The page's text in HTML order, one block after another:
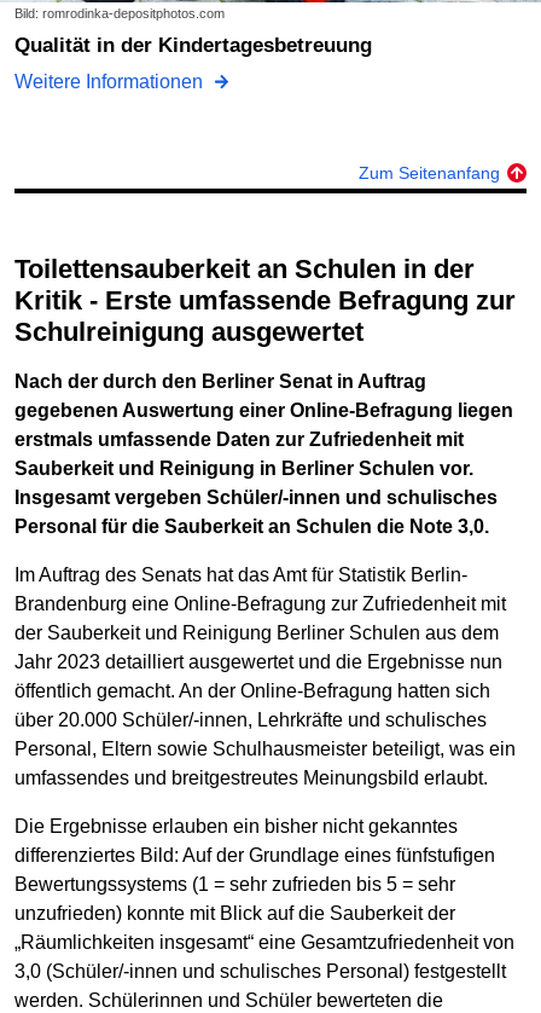
Bild: romrodinka-depositphotos.com
Qualität in der Kindertagesbetreuung
Weitere Informationen
Zum Seitenanfang
Toilettensauberkeit an Schulen in der
Kritik - Erste umfassende Befragung zur
Schulreinigung ausgewertet
Nach der durch den Berliner Senat in Auftrag
gegebenen Auswertung einer Online-Befragung liegen
erstmals umfassende Daten zur Zufriedenheit mit
Sauberkeit und Reinigung in Berliner Schulen vor.
Insgesamt vergeben Schüler/-innen und schulisches
Personal für die Sauberkeit an Schulen die Note 3,0.
Im Auftrag des Senats hat das Amt für Statistik Berlin-
Brandenburg eine Online-Befragung zur Zufriedenheit mit
der Sauberkeit und Reinigung Berliner Schulen aus dem
Jahr 2023 detailliert ausgewertet und die Ergebnisse nun
öffentlich gemacht. An der Online-Befragung hatten sich
über 20.000 Schüler/-innen, Lehrkräfte und schulisches
Personal, Eltern sowie Schulhausmeister beteiligt, was ein
umfassendes und breitgestreutes Meinungsbild erlaubt.
Die Ergebnisse erlauben ein bisher nicht gekanntes
differenziertes Bild: Auf der Grundlage eines fünfstufigen
Bewertungssystems (1 = sehr zufrieden bis 5 = sehr
unzufrieden) konnte mit Blick auf die Sauberkeit der
„Räumlichkeiten insgesamt“ eine Gesamtzufriedenheit von
3,0 (Schüler/-innen und schulisches Personal) festgestellt
werden. Schülerinnen und Schüler bewerteten die